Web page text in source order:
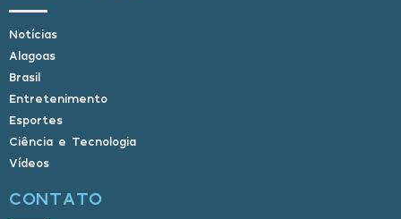
Notícias
Alagoas
Brasil
Entretenimento
Esportes
Ciência e Tecnologia
Vídeos
CONTATO